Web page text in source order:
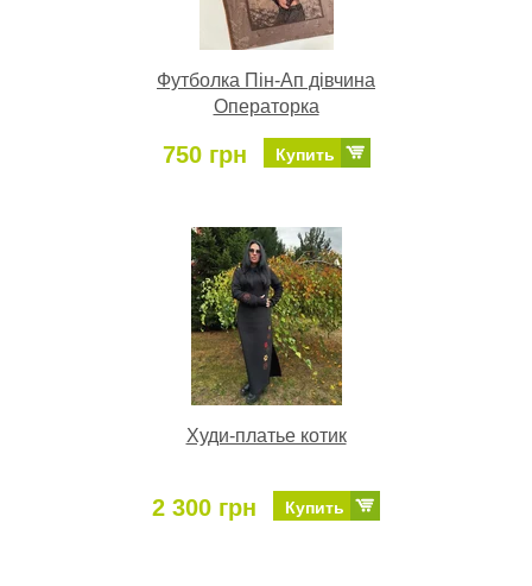
Футболка Пін-Ап дівчина
Операторка
750 грн Купить
Худи-платье котик
2 300 грн Купить